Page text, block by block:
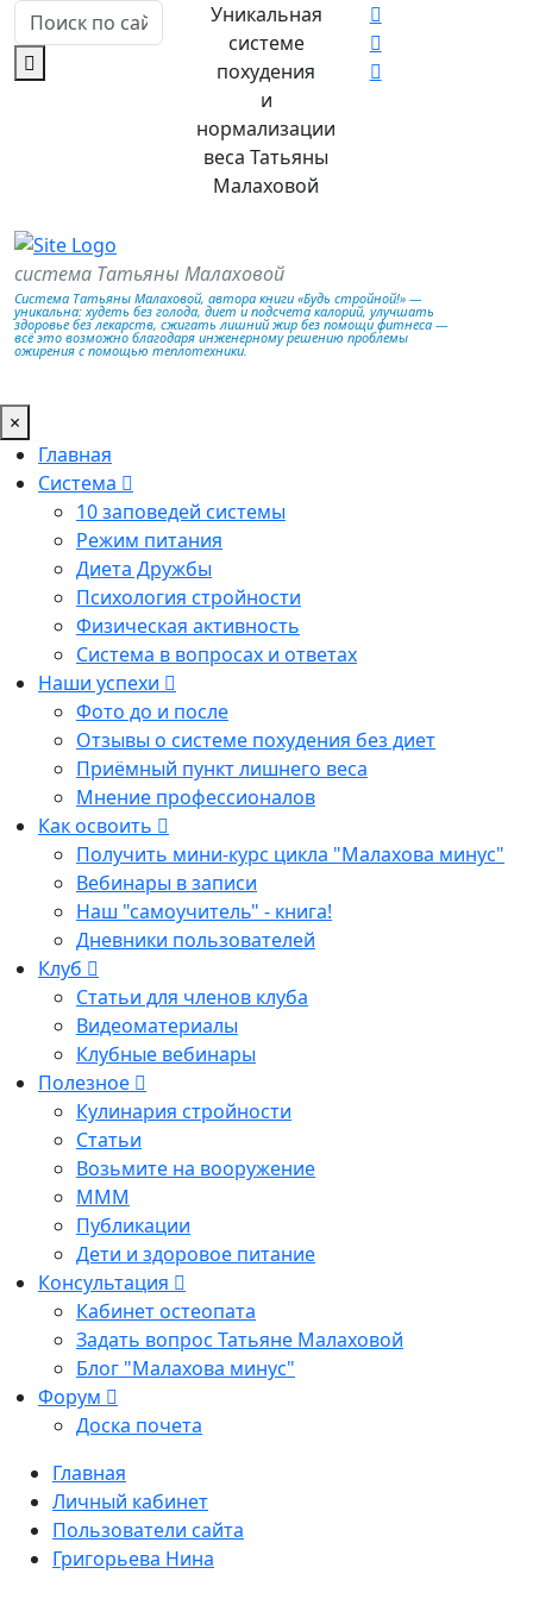
Уникальная
системе
похудения
и
нормализации
веса Татьяны
Малаховой
система Татьяны Малаховой
Система Татьяны Малаховой, автора книги «Будь стройной!» —
уникальна: худеть без голода, диет и подсчета калорий, улучшать
здоровье без лекарств, сжигать лишний жир без помощи фитнеса —
всё это возможно благодаря инженерному решению проблемы
ожирения с помощью теплотехники.
×
Главная
Система
10 заповедей системы
Режим питания
Диета Дружбы
Психология стройности
Физическая активность
Система в вопросах и ответах
Наши успехи
Фото до и после
Отзывы о системе похудения без диет
Приёмный пункт лишнего веса
Мнение профессионалов
Как освоить
Получить мини-курс цикла "Малахова минус"
Вебинары в записи
Наш "самоучитель" - книга!
Дневники пользователей
Клуб
Статьи для членов клуба
Видеоматериалы
Клубные вебинары
Полезное
Кулинария стройности
Статьи
Возьмите на вооружение
МММ
Публикации
Дети и здоровое питание
Консультация
Кабинет остеопата
Задать вопрос Татьяне Малаховой
Блог "Малахова минус"
Форум
Доска почета
Главная
Личный кабинет
Пользователи сайта
Григорьева Нина